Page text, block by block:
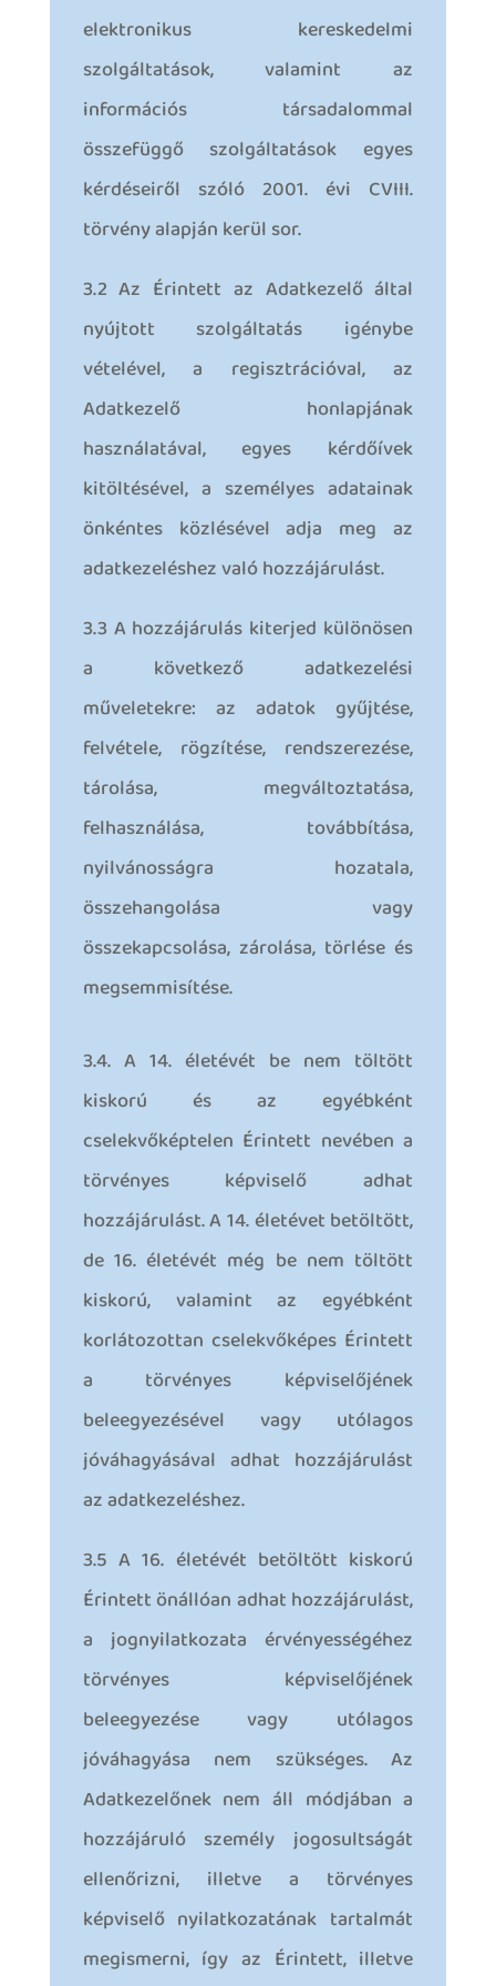
elektronikus kereskedelmi
szolgáltatások, valamint az
információs társadalommal
összefüggő szolgáltatások egyes
kérdéseiről szóló 2001. évi CVIII.
törvény alapján kerül sor.
3.2 Az Érintett az Adatkezelő által
nyújtott szolgáltatás igénybe
vételével, a regisztrációval, az
Adatkezelő honlapjának
használatával, egyes kérdőívek
kitöltésével, a személyes adatainak
önkéntes közlésével adja meg az
adatkezeléshez való hozzájárulást.
3.3 A hozzájárulás kiterjed különösen
a következő adatkezelési
műveletekre: az adatok gyűjtése,
felvétele, rögzítése, rendszerezése,
tárolása, megváltoztatása,
felhasználása, továbbítása,
nyilvánosságra hozatala,
összehangolása vagy
összekapcsolása, zárolása, törlése és
megsemmisítése.
3.4. A 14. életévét be nem töltött
kiskorú és az egyébként
cselekvőképtelen Érintett nevében a
törvényes képviselő adhat
hozzájárulást. A 14. életévet betöltött,
de 16. életévét még be nem töltött
kiskorú, valamint az egyébként
korlátozottan cselekvőképes Érintett
a törvényes képviselőjének
beleegyezésével vagy utólagos
jóváhagyásával adhat hozzájárulást
az adatkezeléshez.
3.5 A 16. életévét betöltött kiskorú
Érintett önállóan adhat hozzájárulást,
a jognyilatkozata érvényességéhez
törvényes képviselőjének
beleegyezése vagy utólagos
jóváhagyása nem szükséges. Az
Adatkezelőnek nem áll módjában a
hozzájáruló személy jogosultságát
ellenőrizni, illetve a törvényes
képviselő nyilatkozatának tartalmát
megismerni, így az Érintett, illetve